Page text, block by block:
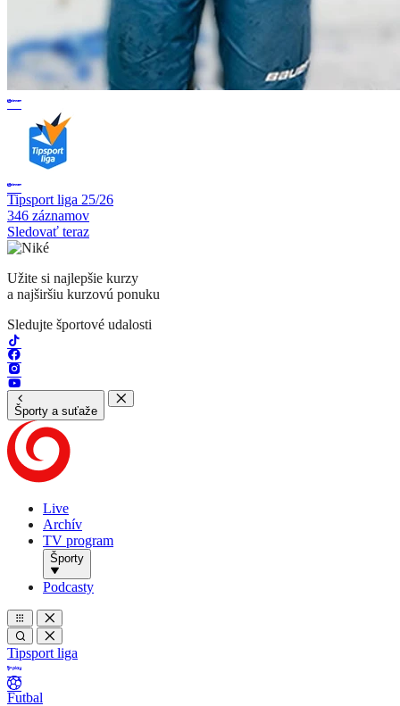
Tipsport liga 25/26
346 záznamov
Sledovať teraz
Užite si najlepšie kurzy
a najširšiu kurzovú ponuku
Sledujte športové udalosti
Športy a suťaže
Live
Archív
TV program
Športy
Podcasty
Tipsport liga
Futbal